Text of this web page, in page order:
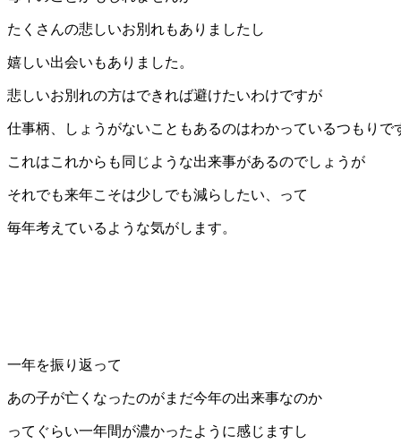
たくさんの悲しいお別れもありましたし
嬉しい出会いもありました。
悲しいお別れの方はできれば避けたいわけですが
仕事柄、しょうがないこともあるのはわかっているつもりで
これはこれからも同じような出来事があるのでしょうが
それでも来年こそは少しでも減らしたい、って
毎年考えているような気がします。
一年を振り返って
あの子が亡くなったのがまだ今年の出来事なのか
ってぐらい一年間が濃かったように感じますし